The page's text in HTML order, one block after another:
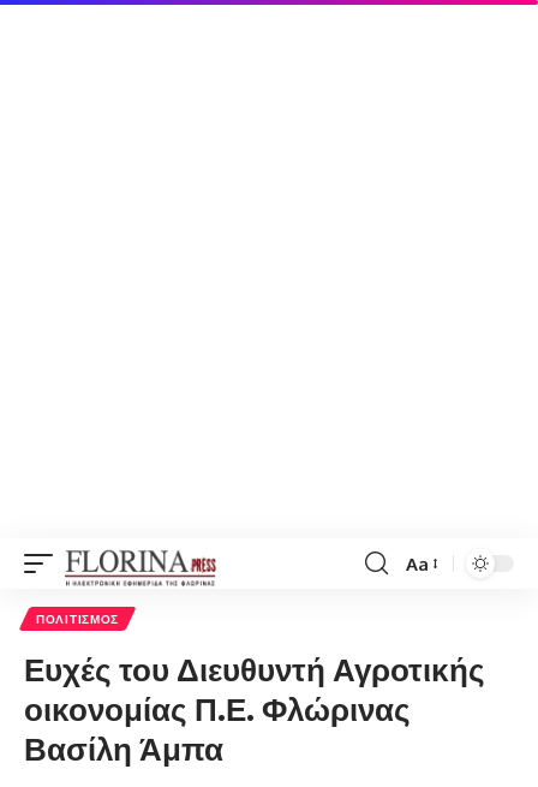
Font
Aa
ΠΟΛΙΤΙΣΜΌΣ
Ευχές του Διευθυντή Αγροτικής
οικονομίας Π.Ε. Φλώρινας
Βασίλη Άμπα